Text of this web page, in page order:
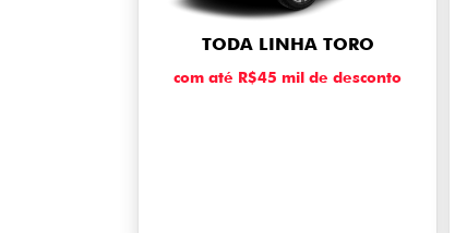
TODA LINHA TORO
com até R$45 mil de desconto